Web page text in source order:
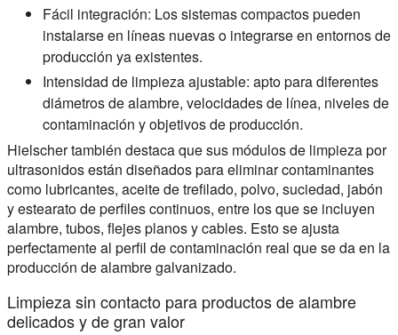
Fácil integración: Los sistemas compactos pueden
instalarse en líneas nuevas o integrarse en entornos de
producción ya existentes.
Intensidad de limpieza ajustable: apto para diferentes
diámetros de alambre, velocidades de línea, niveles de
contaminación y objetivos de producción.
Hielscher también destaca que sus módulos de limpieza por
ultrasonidos están diseñados para eliminar contaminantes
como lubricantes, aceite de trefilado, polvo, suciedad, jabón
y estearato de perfiles continuos, entre los que se incluyen
alambre, tubos, flejes planos y cables. Esto se ajusta
perfectamente al perfil de contaminación real que se da en la
producción de alambre galvanizado.
Limpieza sin contacto para productos de alambre
delicados y de gran valor